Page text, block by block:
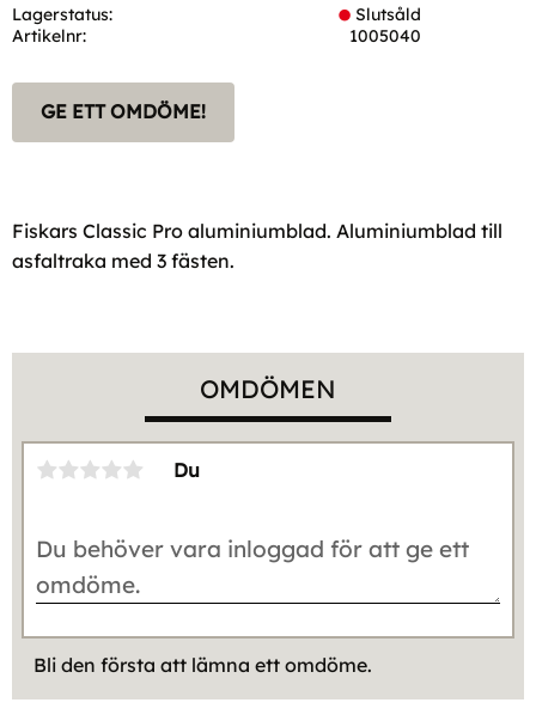
Lagerstatus
Slutsåld
Artikelnr
1005040
GE ETT OMDÖME!
Fiskars Classic Pro aluminiumblad. Aluminiumblad till
asfaltraka med 3 fästen.
OMDÖMEN
Du
Bli den första att lämna ett omdöme.